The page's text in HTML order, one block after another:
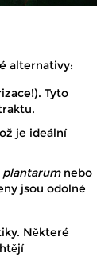
alternativy:
Tyto
je ideální
plantarumnebo
jsou odolné
Některé